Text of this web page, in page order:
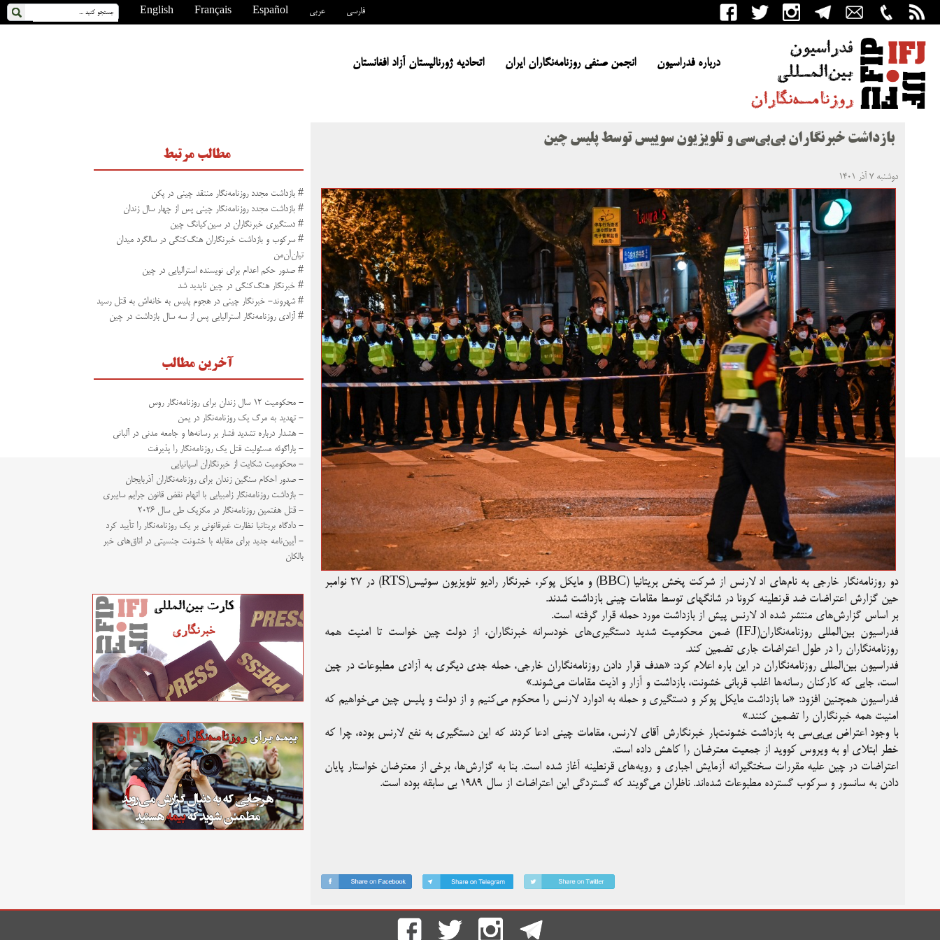
English Français Español عربی فارسی
درباره فدراسیون انجمن صنفی روزنامه‌نگاران ایران اتحادیه ژورنالیستان آزاد افغانستان
بازداشت خبرنگاران بی‌بی‌سی و تلویزیون سوییس توسط پلیس چین
دوشنبه ۷ آذر ۱۴۰۱
دو روزنامه‌نگار خارجی به نام‌های اد لارنس از شرکت پخش بریتانیا (BBC) و مایکل پوکر، خبرنگار رادیو تلویزیون سوئیس(RTS) در ۲۷ نوامبر
حین گزارش اعتراضات ضد قرنطینه کرونا در شانگهای توسط مقامات چینی بازداشت شدند.
بر اساس گزارش‌های منتشر شده اد لارنس پیش از بازداشت مورد حمله قرار گرفته است.
فدراسیون بین‌المللی روزنامه‌نگاران(IFJ) ضمن محکومیت شدید دستگیری‌های خودسرانه خبرنگاران، از دولت چین خواست تا امنیت همه
روزنامه‌نگاران را در طول اعتراضات جاری تضمین کند.
فدراسیون بین‌المللی روزنامه‌نگاران در این باره اعلام کرد: «هدف قرار دادن روزنامه‌نگاران خارجی، حمله جدی دیگری به آزادی مطبوعات در چین
است، جایی که کارکنان رسانه‌ها اغلب قربانی خشونت، بازداشت و آزار و اذیت مقامات می‌شوند.»
فدراسیون همچنین افزود: «ما بازداشت مایکل پوکر و دستگیری و حمله به ادوارد لارنس را محکوم می‌کنیم و از دولت و پلیس چین می‌خواهیم که
امنیت همه خبرنگاران را تضمین کنند.»
با وجود اعتراض بی‌بی‌سی به بازداشت خشونت‌بار خبرنگارش آقای لارنس، مقامات چینی ادعا کردند که این دستگیری به نفع لارنس بوده، چرا که
خطر ابتلای او به ویروس کووید از جمعیت معترضان را کاهش داده است.
اعتراضات در چین علیه مقررات سختگیرانه آزمایش اجباری و رویه‌های قرنطینه آغاز شده است. بنا به گزارش‌ها، برخی از معترضان خواستار پایان
دادن به سانسور و سرکوب گسترده مطبوعات شده‌اند. ناظران می‌گویند که گستردگی این اعتراضات از سال ۱۹۸۹ بی سابقه بوده است.
مطالب مرتبط
# بازداشت مجدد روزنامه‌نگار منتقد چینی در پکن
# بازداشت مجدد روزنامه‌نگار چینی پس از چهار سال زندان
# دستگیری خبرنگاران در سین‌کیانگ چین
# سرکوب و بازداشت خبرنگاران هنگ‌کنگی در سالگرد میدان
تیان‌آن‌من
# صدور حکم اعدام برای نویسنده استرالیایی در چین
# خبرنگار هنگ‌کنگی در چین ناپدید شد
# شهروند- خبرنگار چینی در هجوم پلیس به خانه‌اش به قتل رسید
# آزادی روزنامه‌نگار استرالیایی پس از سه سال بازداشت در چین
آخرین مطالب
- محکومیت ۱۲ سال زندان برای روزنامه‌نگار روس
- تهدید به مرگ یک روزنامه‌نگار در یمن
- هشدار درباره تشدید فشار بر رسانه‌ها و جامعه مدنی در آلبانی
- پاراگوئه مسئولیت قتل یک روزنامه‌نگار را پذیرفت
- محکومیت شکایت از خبرنگاران اسپانیایی
- صدور احکام سنگین زندان برای روزنامه‌نگاران آذربایجان
- بازداشت روزنامه‌نگار زامبیایی با اتهام نقض قانون جرایم سایبری
- قتل هفتمین روزنامه‌نگار در مکزیک طی سال ۲۰۲۶
- دادگاه بریتانیا نظارت غیرقانونی بر یک روزنامه‌نگار را تأیید کرد
- آیین‌نامه جدید برای مقابله با خشونت جنسیتی در اتاق‌های خبر
بالکان